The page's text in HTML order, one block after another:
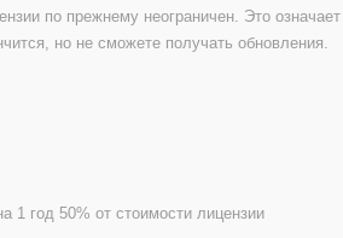
по прежнему неограничен. Это
но не сможете получать обновления.
1 год 50% от стоимости лицензии